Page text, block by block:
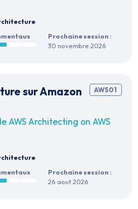
Prochaine session :
30 novembre 2026
AWS01
sur Amazon
AWS Architecting on AWS
Prochaine session :
26 aout 2026